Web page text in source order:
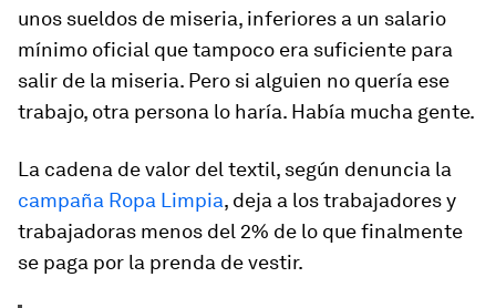
unos sueldos de miseria, inferiores a un salario
mínimo oficial que tampoco era suficiente para
salir de la miseria. Pero si alguien no quería ese
trabajo, otra persona lo haría. Había mucha gente.
La cadena de valor del textil, según denuncia la
campaña Ropa Limpia, deja a los trabajadores y
trabajadoras menos del 2% de lo que finalmente
se paga por la prenda de vestir.